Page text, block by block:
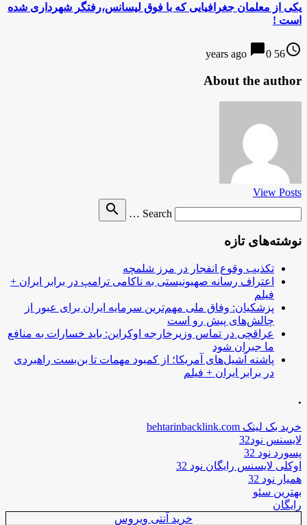
یکی از معلمان جغرافیایی که با فوق لیسانس،رفتگر شهرداری شده
است !
access_time
56 years ago
chat_bubble0
About the author
View Posts
Search …
search
نوشته‌های تازه
تکذیب وقوع انفجار در مرز شلمچه
اعتراف رسانه صهیونیستی به ناکامی ترامپ در برابر ایران +
فیلم
پزشکیان: وفاق ملی مهم‌ترین سرمایه ایران برای عبور از
چالش‌های پیش رو است
عراقچی در تماس وزیرخارجه اوکراین: باید خسارات به منافع
ما جبران شود
پاشنه آشیل‌های آمریکا؛ از کمبود مهمات تا بن‌بست راهبردی
در برابر ایران + فیلم
.
خرید بک لینک behtarinbacklink.com
لایسنس نود32
پسورد نود 32
اوکلی لایسنس رایگان نود 32
همیار نود 32
بهترین سئو
رایگان
خرید آنتی ویروس